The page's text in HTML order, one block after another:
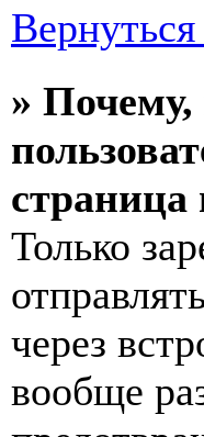
»
страница
Только
через
вообще